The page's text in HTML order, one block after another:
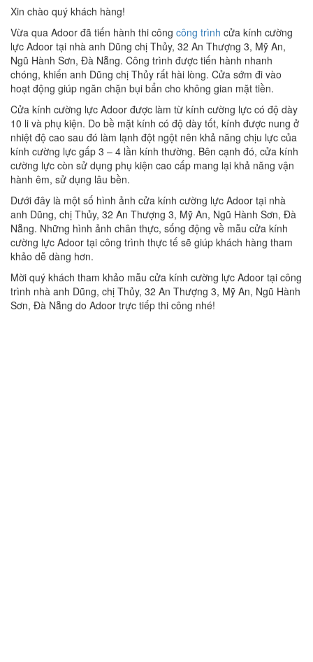
Xin chào quý khách hàng!
Vừa qua Adoor đã tiến hành thi công công trình cửa kính cường
lực Adoor tại nhà anh Dũng chị Thủy, 32 An Thượng 3, Mỹ An,
Ngũ Hành Sơn, Đà Nẵng. Công trình được tiến hành nhanh
chóng, khiến anh Dũng chị Thủy rất hài lòng. Cửa sớm đi vào
hoạt động giúp ngăn chặn bụi bẩn cho không gian mặt tiền.
Cửa kính cường lực Adoor được làm từ kính cường lực có độ dày
10 li và phụ kiện. Do bề mặt kính có độ dày tốt, kính được nung ở
nhiệt độ cao sau đó làm lạnh đột ngột nên khả năng chịu lực của
kính cường lực gấp 3 – 4 lần kính thường. Bên cạnh đó, cửa kính
cường lực còn sử dụng phụ kiện cao cấp mang lại khả năng vận
hành êm, sử dụng lâu bền.
Dưới đây là một số hình ảnh cửa kính cường lực Adoor tại nhà
anh Dũng, chị Thủy, 32 An Thượng 3, Mỹ An, Ngũ Hành Sơn, Đà
Nẵng. Những hình ảnh chân thực, sống động về mẫu cửa kính
cường lực Adoor tại công trình thực tế sẽ giúp khách hàng tham
khảo dễ dàng hơn.
Mời quý khách tham khảo mẫu cửa kính cường lực Adoor tại công
trình nhà anh Dũng, chị Thủy, 32 An Thượng 3, Mỹ An, Ngũ Hành
Sơn, Đà Nẵng do Adoor trực tiếp thi công nhé!